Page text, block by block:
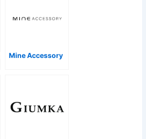
Mine Accessory